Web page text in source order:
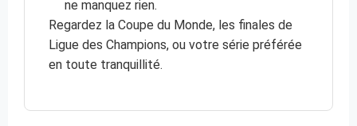
ne manquez rien.
Regardez la Coupe du Monde, les finales de
Ligue des Champions, ou votre série préférée
en toute tranquillité.